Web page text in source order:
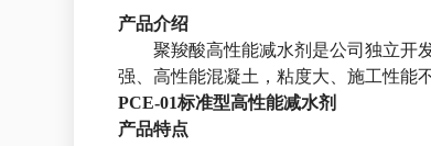
产品介绍
聚羧酸高性能减水剂是公司独立开
强、高性能混凝土，粘度大、施工性能
PCE-01标准型高性能减水剂
产品特点